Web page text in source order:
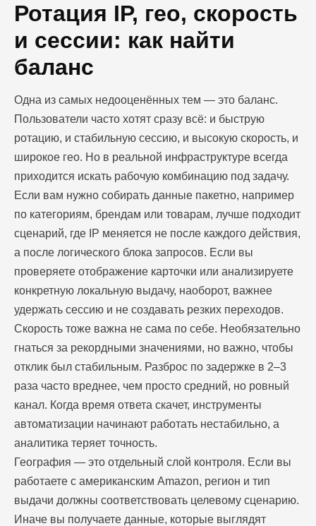
Ротация IP, гео, скорость
и сессии: как найти
баланс
Одна из самых недооценённых тем — это баланс.
Пользователи часто хотят сразу всё: и быструю
ротацию, и стабильную сессию, и высокую скорость, и
широкое гео. Но в реальной инфраструктуре всегда
приходится искать рабочую комбинацию под задачу.
Если вам нужно собирать данные пакетно, например
по категориям, брендам или товарам, лучше подходит
сценарий, где IP меняется не после каждого действия,
а после логического блока запросов. Если вы
проверяете отображение карточки или анализируете
конкретную локальную выдачу, наоборот, важнее
удержать сессию и не создавать резких переходов.
Скорость тоже важна не сама по себе. Необязательно
гнаться за рекордными значениями, но важно, чтобы
отклик был стабильным. Разброс по задержке в 2–3
раза часто вреднее, чем просто средний, но ровный
канал. Когда время ответа скачет, инструменты
автоматизации начинают работать нестабильно, а
аналитика теряет точность.
География — это отдельный слой контроля. Если вы
работаете с американским Amazon, регион и тип
выдачи должны соответствовать целевому сценарию.
Иначе вы получаете данные, которые выглядят